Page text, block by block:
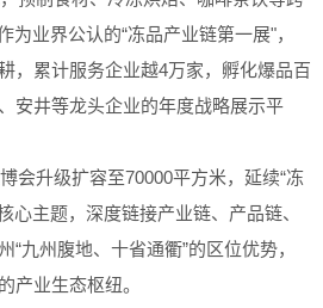
为业界公认的“冻品产业链第一展"，
，累计服务企业越4万家，孵化爆品百
安井等龙头企业的年度战略展示平
会升级扩容至70000平方米，延续“冻
心主题，深度链接产业链、产品链、
九州腹地、十省通衢”的区位优势，
产业生态枢纽。